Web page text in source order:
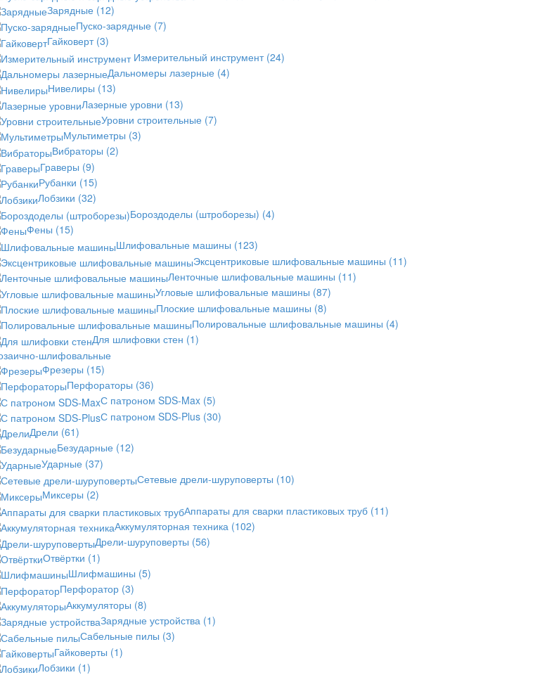
Зарядные (12)
Пуско-зарядные (7)
Гайковерт (3)
Измерительный инструмент (24)
Дальномеры лазерные (4)
Нивелиры (13)
Лазерные уровни (13)
Уровни строительные (7)
Мультиметры (3)
Вибраторы (2)
Граверы (9)
Рубанки (15)
Лобзики (32)
Бороздоделы (штроборезы) (4)
Фены (15)
Шлифовальные машины (123)
Эксцентриковые шлифовальные машины (11)
Ленточные шлифовальные машины (11)
Угловые шлифовальные машины (87)
Плоские шлифовальные машины (8)
Полировальные шлифовальные машины (4)
Для шлифовки стен (1)
шлифовальные
Фрезеры (15)
Перфораторы (36)
С патроном SDS-Max (5)
С патроном SDS-Plus (30)
Дрели (61)
Безударные (12)
Ударные (37)
Сетевые дрели-шуруповерты (10)
Миксеры (2)
Аппараты для сварки пластиковых труб (11)
Аккумуляторная техника (102)
Дрели-шуруповерты (56)
Отвёртки (1)
Шлифмашины (5)
Перфоратор (3)
Аккумуляторы (8)
Зарядные устройства (1)
Сабельные пилы (3)
Гайковерты (1)
Лобзики (1)